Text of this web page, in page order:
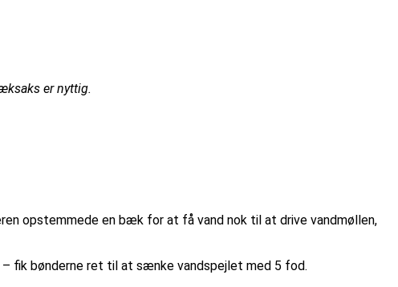
er nyttig.
opstemmede en bæk for at få vand nok til at drive vandmøllen,
– fik bønderne ret til at sænke vandspejlet med 5 fod.